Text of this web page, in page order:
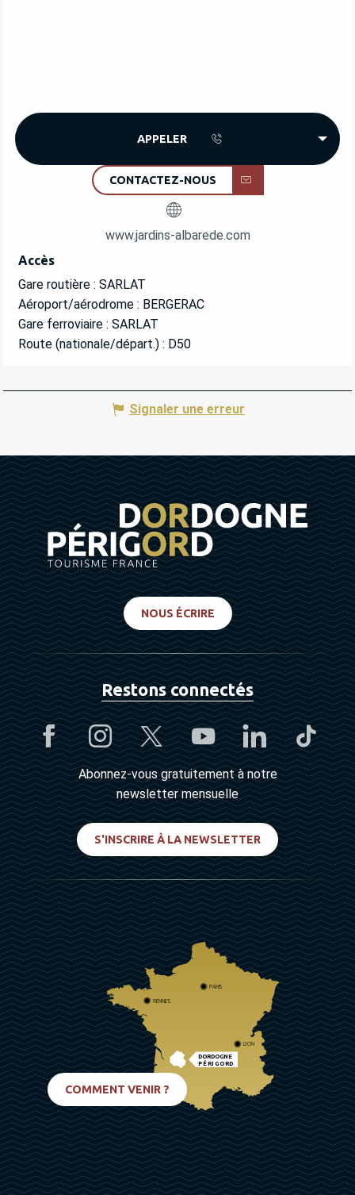
APPELER
CONTACTEZ-NOUS
www.jardins-albarede.com
Accès
Accès
Gare routière : SARLAT
Aéroport/aérodrome : BERGERAC
Gare ferroviaire : SARLAT
Route (nationale/départ.) : D50
Signaler une erreur
NOUS ÉCRIRE
Restons connectés
Abonnez-vous gratuitement à notre
newsletter mensuelle
S'INSCRIRE À LA NEWSLETTER
DORDOGNE
PÉRIGORD
PARIS
RENNES
LYON
COMMENT VENIR ?